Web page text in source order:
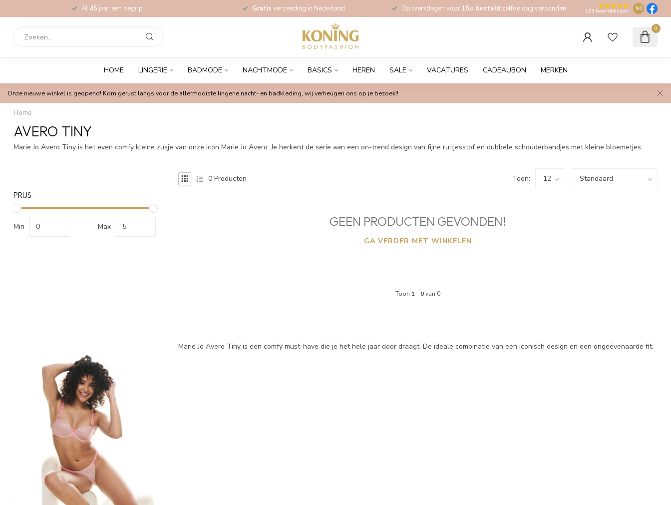
Al 45 jaar een begrip Gratis verzending in Nederland Op werkdagen voor 15u besteld zelfde dag verzonden! 103 beoordelingen 9.0
0
HOME LINGERIE BADMODE NACHTMODE BASICS HEREN SALE VACATURES CADEAUBON MERKEN
Onze nieuwe winkel is geopend! Kom gerust langs voor de allermooiste lingerie nacht- en badkleding, wij verheugen ons op je bezoek!!
Home
AVERO TINY
Marie Jo Avero Tiny is het even comfy kleine zusje van onze icon Marie Jo Avero. Je herkent de serie aan een on-trend design van fijne ruitjesstof en dubbele schouderbandjes met kleine bloemetjes.
PRIJS
Min Max
0 Producten Toon:
GEEN PRODUCTEN GEVONDEN!
GA VERDER MET WINKELEN
Toon 1 - 0van 0
Marie Jo Avero Tiny is een comfy must-have die je het hele jaar door draagt. De ideale combinatie van een iconisch design en een ongeëvenaarde fit.